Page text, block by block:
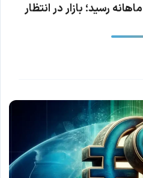
رسید؛ بازار در انتظار